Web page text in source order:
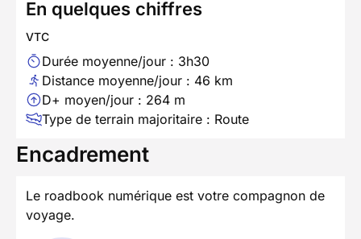
En quelques chiffres
VTC
Durée moyenne/jour : 3h30
Distance moyenne/jour : 46 km
D+ moyen/jour : 264 m
Type de terrain majoritaire : Route
Encadrement
Le roadbook numérique est votre compagnon de
voyage.